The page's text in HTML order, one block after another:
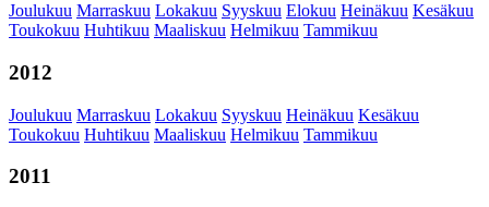
Joulukuu Marraskuu Lokakuu Syyskuu Elokuu Heinäkuu Kesäkuu
Toukokuu Huhtikuu Maaliskuu Helmikuu Tammikuu
2012
Joulukuu Marraskuu Lokakuu Syyskuu Heinäkuu Kesäkuu
Toukokuu Huhtikuu Maaliskuu Helmikuu Tammikuu
2011